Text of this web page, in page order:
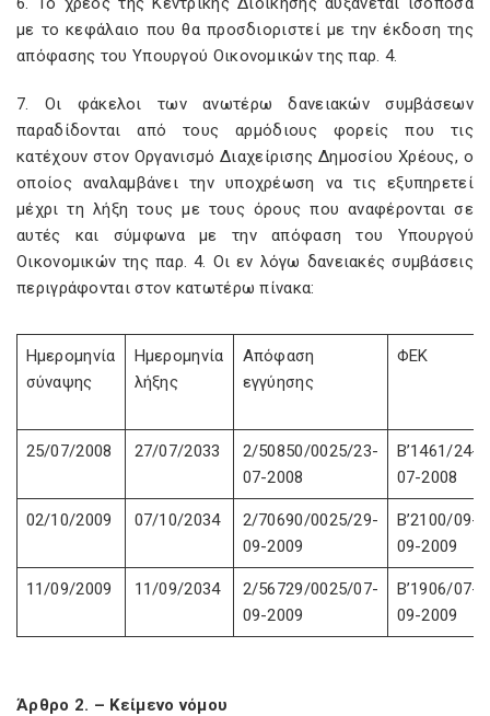
με το κεφάλαιο που θα προσδιοριστεί με την έκδοση της
απόφασης του Υπουργού Οικονομικών της παρ. 4.
7. Οι φάκελοι των ανωτέρω δανειακών συμβάσεων
παραδίδονται από τους αρμόδιους φορείς που τις
κατέχουν στον Οργανισμό Διαχείρισης Δημοσίου Χρέους, ο
οποίος αναλαμβάνει την υποχρέωση να τις εξυπηρετεί
μέχρι τη λήξη τους με τους όρους που αναφέρονται σε
αυτές και σύμφωνα με την απόφαση του Υπουργού
Οικονομικών της παρ. 4. Οι εν λόγω δανειακές συμβάσεις
περιγράφονται στον κατωτέρω πίνακα:
Ημερομηνία
σύναψης
Ημερομηνία
λήξης
Απόφαση
εγγύησης
ΦΕΚ
25/07/2008 27/07/2033
2/50850/0025/23-
07-2008
Β’1461/24-
07-2008
02/10/2009 07/10/2034
2/70690/0025/29-
09-2009
Β’2100/09-
09-2009
11/09/2009 11/09/2034
2/56729/0025/07-
09-2009
Β’1906/07-
09-2009
Άρθρο 2. – Κείμενο νόμου